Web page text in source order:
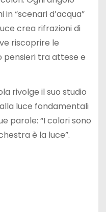
“scenari d’acqua”
crea rifrazioni di
riscoprire le
pensieri tra attese e
rivolge il suo studio
luce fondamentali
parole: “I colori sono
è la luce”.